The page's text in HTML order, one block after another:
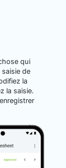
qui
de
la
la saisie.